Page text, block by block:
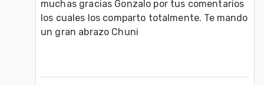
muchas gracias Gonzalo por tus comentarios
los cuales los comparto totalmente. Te mando
un gran abrazo Chuni